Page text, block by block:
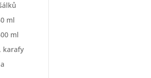
ml
ml
karafy